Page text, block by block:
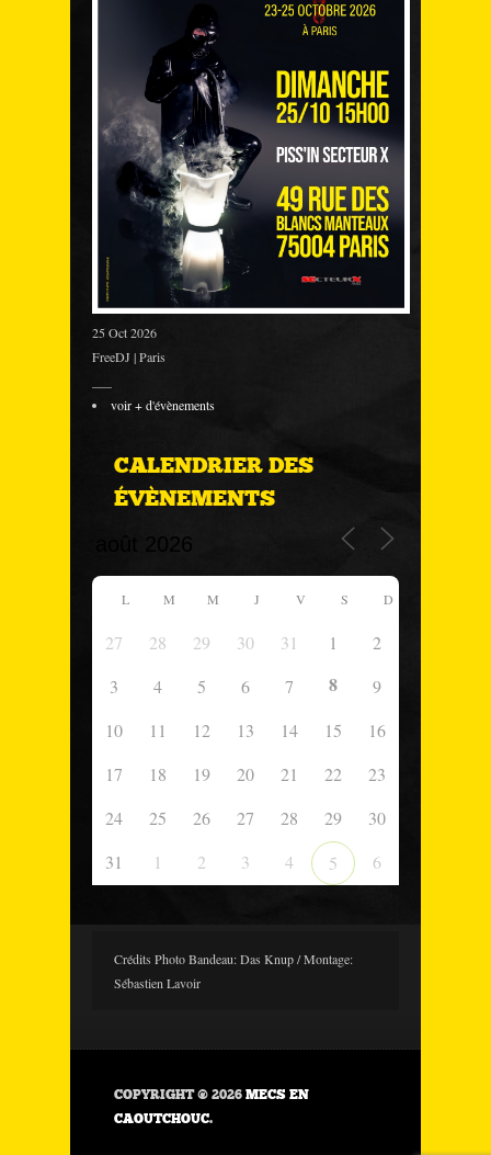
25 Oct 2026
FreeDJ | Paris
voir + d'évènements
CALENDRIER DES
ÉVÈNEMENTS
L M M J V S D
27 28 29 30 31 1
2
3
4 5 6 7 8
9
10
11 12 13 14 15
16
17
18 19 20 21 22
23
24
25 26 27 28 29
30
31
1 2 3 4 5 6
Crédits Photo Bandeau: Das Knup / Montage:
Sébastien Lavoir
COPYRIGHT © 2026 MECS EN
CAOUTCHOUC.